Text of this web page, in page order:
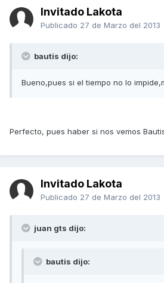
Invitado Lakota
Publicado 27 de Marzo del 2013
bautis dijo:
Bueno,pues si el tiempo no lo
Perfecto, pues haber si nos vemos
Invitado Lakota
Publicado 27 de Marzo del 2013
juan gts dijo:
bautis dijo: